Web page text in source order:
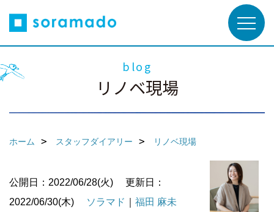
blog
リノベ現場
ホーム スタッフダイアリー リノベ現場
公開日：2022/06/28(火)
更新日：
2022/06/30(木)
ソラマド 福田 麻未